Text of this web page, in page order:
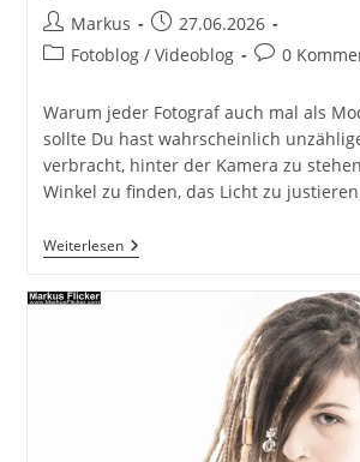
Beitrags-
Autor:
Markus
Beitrag
veröffentlicht:
27.06.2026
Beitrags-
Fotoblog / Videoblog
Beitrags-
0
Warum jeder Fotograf auch mal als
sollte Du hast wahrscheinlich
verbracht, hinter der Kamera zu
Winkel zu finden, das Licht zu
WeiterlesenVom
Fotografen
Selbstentdeckung